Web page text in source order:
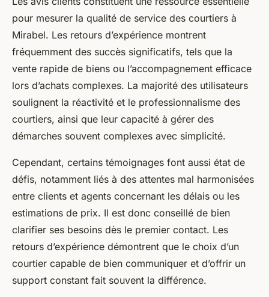
pour mesurer la qualité de service des courtiers à
Mirabel. Les retours d’expérience montrent
fréquemment des succès significatifs, tels que la
vente rapide de biens ou l’accompagnement efficace
lors d’achats complexes. La majorité des utilisateurs
soulignent la réactivité et le professionnalisme des
courtiers, ainsi que leur capacité à gérer des
démarches souvent complexes avec simplicité.
Cependant, certains témoignages font aussi état de
défis, notamment liés à des attentes mal harmonisées
entre clients et agents concernant les délais ou les
estimations de prix. Il est donc conseillé de bien
clarifier ses besoins dès le premier contact. Les
retours d’expérience démontrent que le choix d’un
courtier capable de bien communiquer et d’offrir un
support constant fait souvent la différence.